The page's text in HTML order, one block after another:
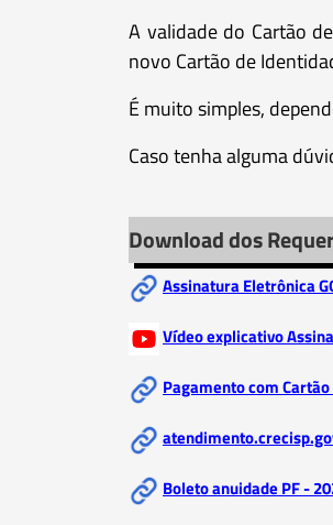
A validade do Cartão
novo Cartão de
É muito simples,
Caso tenha alguma
Download dos
Assinatura Eletrônica
Vídeo explicativo
Pagamento com
Boleto anuidade PF -